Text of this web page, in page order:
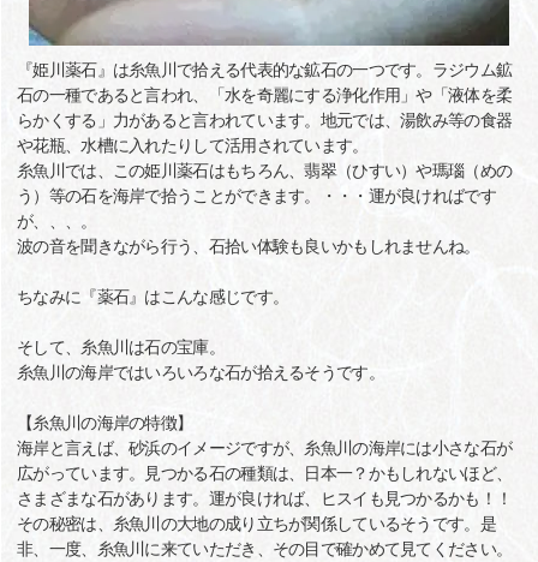
『姫川薬石』は糸魚川で拾える代表的な鉱石の一つです。ラジウム鉱
石の一種であると言われ、「水を奇麗にする浄化作用」や「液体を柔
らかくする」力があると言われています。地元では、湯飲み等の食器
や花瓶、水槽に入れたりして活用されています。
糸魚川では、この姫川薬石はもちろん、翡翠（ひすい）や瑪瑙（めの
う）等の石を海岸で拾うことができます。・・・運が良ければです
が、、、。
波の音を聞きながら行う、石拾い体験も良いかもしれませんね。
ちなみに『薬石』はこんな感じです。
そして、糸魚川は石の宝庫。
糸魚川の海岸ではいろいろな石が拾えるそうです。
【糸魚川の海岸の特徴】
海岸と言えば、砂浜のイメージですが、糸魚川の海岸には小さな石が
広がっています。見つかる石の種類は、日本一？かもしれないほど、
さまざまな石があります。運が良ければ、ヒスイも見つかるかも！！
その秘密は、糸魚川の大地の成り立ちが関係しているそうです。是
非、一度、糸魚川に来ていただき、その目で確かめて見てください。